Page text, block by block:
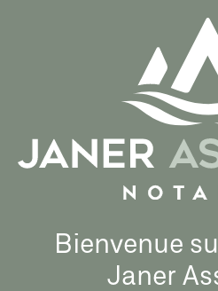
Bienvenue
Janer